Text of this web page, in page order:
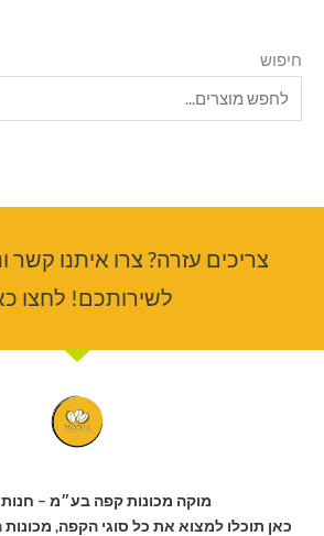
חיפוש
צריכים עזרה? צרו איתנו
לשירותכם! לחצו
מוקה מכונות קפה בע״מ – חנות
כאן תוכלו למצוא את כל סוגי הקפה, מכונות